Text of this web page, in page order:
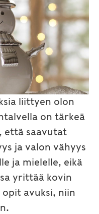
liittyen olon
on tärkeä
että saavutat
ja valon vähyys
ja mielelle, eikä
yrittää kovin
avuksi, niin